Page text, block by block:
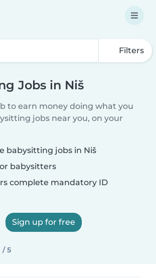
Filters
Jobs in Niš
to earn money doing what you
jobs near you, on your
babysitting jobs in Niš
babysitters
complete mandatory ID
Sign up for free
/ 5